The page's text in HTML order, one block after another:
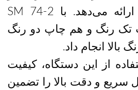
می‌دهد.
با SM 74-2
تک رنگ و هم چاپ دو رنگ
بالا انجام داد.
از این دستگاه، کیفیت
سریع و دقت بالا را تضمین